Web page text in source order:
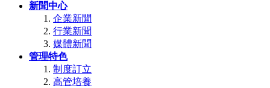
新聞中心
企業新聞
行業新聞
媒體新聞
管理特色
制度訂立
高管培養